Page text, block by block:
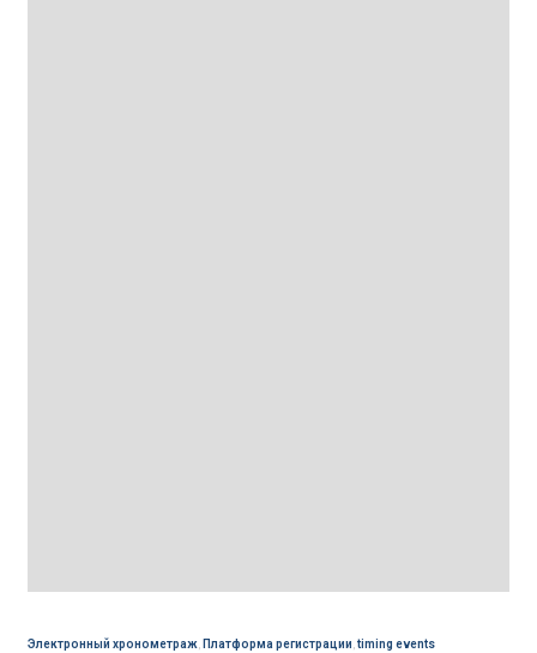
Электронный хронометраж, Платформа регистрации timing events